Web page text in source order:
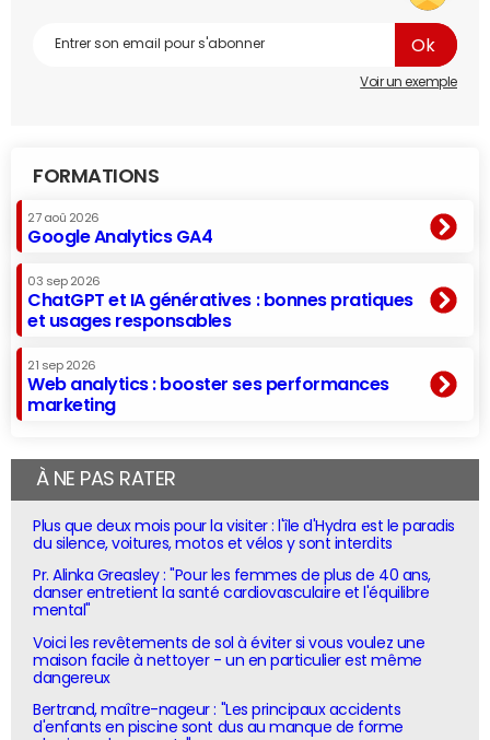
Voir un exemple
FORMATIONS
27 aoû 2026
Google Analytics GA4
03 sep 2026
ChatGPT et IA génératives : bonnes pratiques
et usages responsables
21 sep 2026
Web analytics : booster ses performances
marketing
À NE PAS RATER
Plus que deux mois pour la visiter : l'île d'Hydra est le paradis
du silence, voitures, motos et vélos y sont interdits
Pr. Alinka Greasley : "Pour les femmes de plus de 40 ans,
danser entretient la santé cardiovasculaire et l'équilibre
mental"
Voici les revêtements de sol à éviter si vous voulez une
maison facile à nettoyer - un en particulier est même
dangereux
Bertrand, maître-nageur : "Les principaux accidents
d'enfants en piscine sont dus au manque de forme